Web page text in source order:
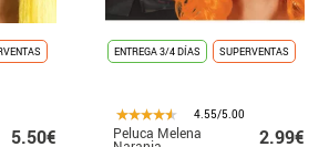
5.50€
ENTREGA 3/4 DÍAS SUPERVENTAS
4.55/5.00
Peluca Melena 2.99€